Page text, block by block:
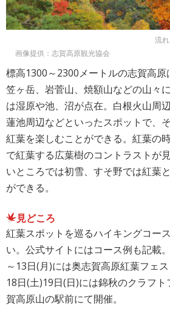
流
画像提供：志賀高原観光協会
標高1300～2300メートルの志賀高原
笠ヶ岳、岩菅山、焼額山などの山々
は湿原や池、沼が点在。白根火山周
蓮池周辺などといったスポットで、
紅葉を楽しむことができる。紅葉の
で紅葉する広葉樹のコントラストが
いところでは初雪、すそ野では紅葉
ができる。
見どころ
紅葉スポットを巡るハイキングコー
い。公式サイトにはコース例も記載
～13日(月)には奥志賀高原紅葉フェス
18日(土)19日(日)には錦秋のクラフ
賀高原山の駅前にて開催。